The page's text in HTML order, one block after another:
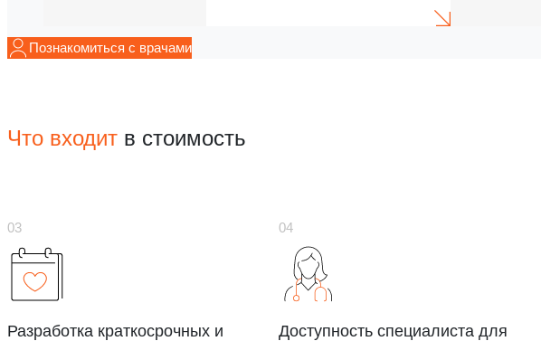
Познакомиться с врачами
Что входит в стоимость
Разработка краткосрочных и
Доступность специалиста для